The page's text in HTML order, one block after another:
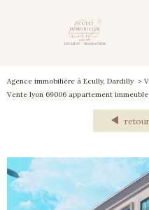
Agence immobilière à Ecully, Dardilly
Vente lyon 69006 appartement